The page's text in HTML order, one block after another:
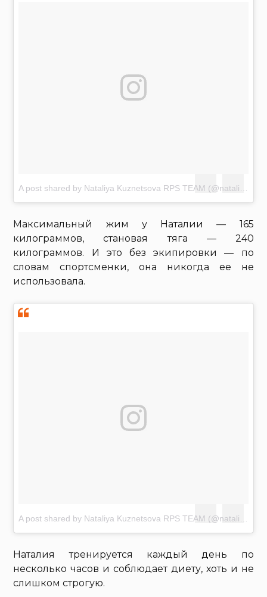
Максимальный жим у Наталии — 165
килограммов, становая тяга — 240
килограммов. И это без экипировки — по
словам спортсменки, она никогда ее не
использовала.
Наталия тренируется каждый день по
несколько часов и соблюдает диету, хоть и не
слишком строгую.